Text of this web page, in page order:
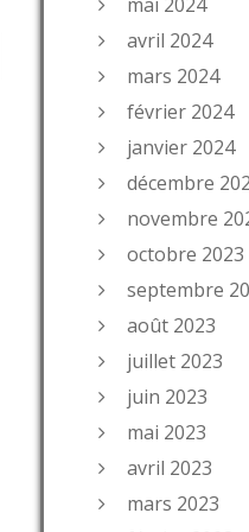
avril 2024
mars 2024
février 2024
janvier 2024
décembre
novembre
octobre 2023
septembre
août 2023
juillet 2023
juin 2023
mai 2023
avril 2023
mars 2023